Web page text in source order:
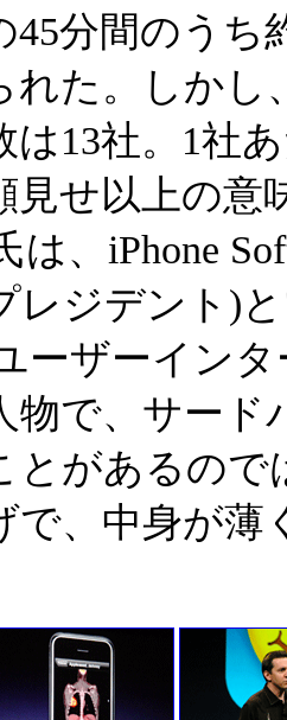
45分間のうち
れた。しかし
は13社。1社
見せ以上の意
は、iPhone
レジデント)
ーザーイン
物で、サード
とがあるの
で、中身が